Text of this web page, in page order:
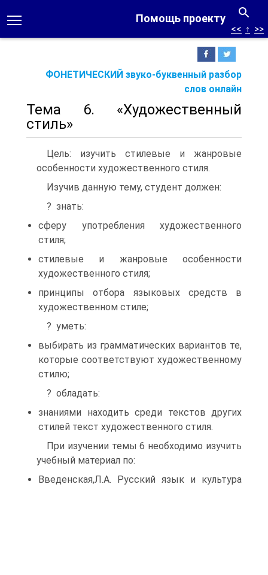
Помощь проекту
ФОНЕТИЧЕСКИЙ звуко-буквенный разбор
слов онлайн
<< ↑ >>
Тема 6. «Художественный
стиль»
Цель: изучить стилевые и жанровые
особенности художественного стиля.
Изучив данную тему, студент должен:
? знать:
сферу употребления художественного
стиля;
стилевые и жанровые особенности
художественного стиля;
принципы отбора языковых средств в
художественном стиле;
? уметь:
выбирать из грамматических вариантов те,
которые соответствуют художественному
стилю;
? обладать:
знаниями находить среди текстов других
стилей текст художественного стиля.
При изучении темы 6 необходимо изучить
учебный материал по:
Введенская,Л.А. Русский язык и культура